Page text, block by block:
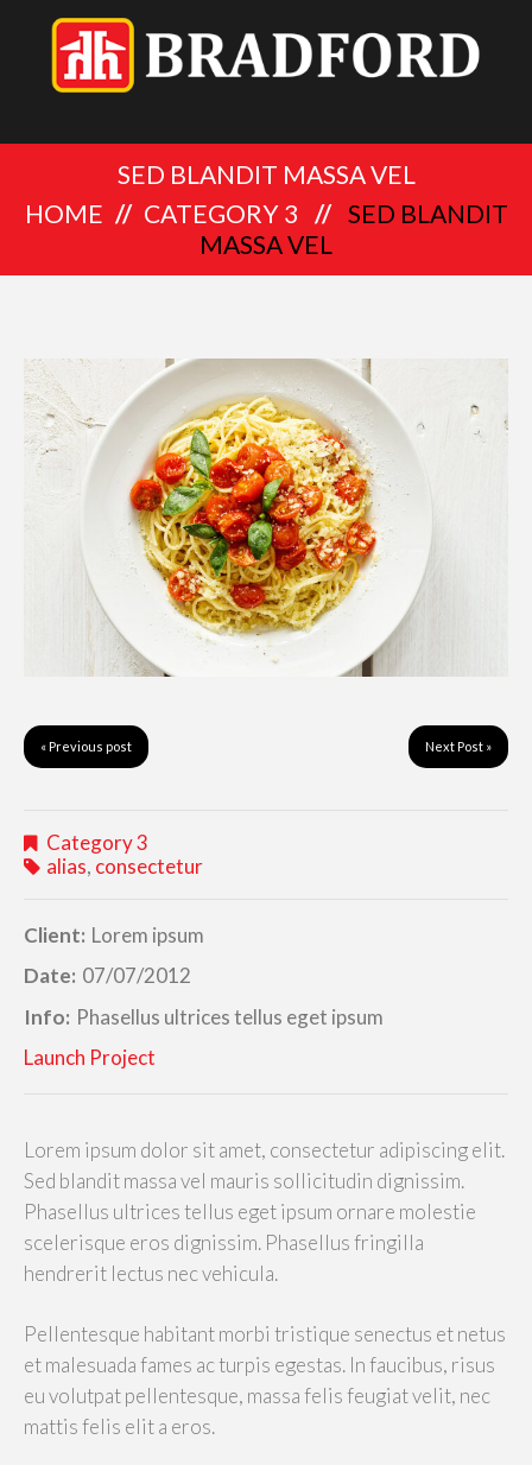
SED BLANDIT MASSA VEL
HOME
CATEGORY 3
SED BLANDIT
MASSA VEL
« Previous post Next Post »
Category 3
alias, consectetur
Client: Lorem ipsum
Date: 07/07/2012
Info: Phasellus ultrices tellus eget ipsum
Launch Project
Lorem ipsum dolor sit amet, consectetur adipiscing elit.
Sed blandit massa vel mauris sollicitudin dignissim.
Phasellus ultrices tellus eget ipsum ornare molestie
scelerisque eros dignissim. Phasellus fringilla
hendrerit lectus nec vehicula.
Pellentesque habitant morbi tristique senectus et netus
et malesuada fames ac turpis egestas. In faucibus, risus
eu volutpat pellentesque, massa felis feugiat velit, nec
mattis felis elit a eros.